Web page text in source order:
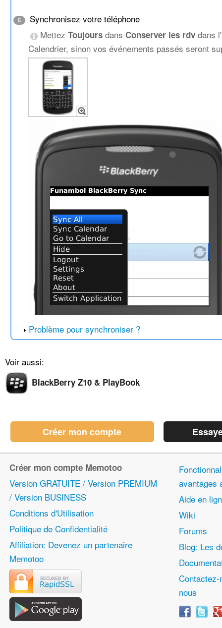
5
Synchronisez votre téléphone
MettezToujours dansConserver les rdv dans
Calendrier, sinon vos événements passés seront
Problème pour synchroniser ?
Voir aussi:
BlackBerry Z10 & PlayBook
Créer mon compte
Créer mon compte Memotoo
Version GRATUITE / Version PREMIUM
/ Version BUSINESS
Conditions d'Utilisation
Politique de Confidentialité
Affiliation: Devenez un partenaire
Memotoo
avantages
Aide en
Wiki
Forums
Blog: Les
Contactez-
nous